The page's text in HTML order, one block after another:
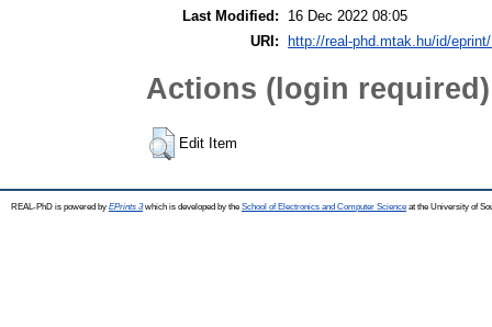
Last Modified:
16 Dec 2022 08:05
URI:
http://real-phd.mtak.hu/id/
Actions (login required)
Edit Item
REAL-PhD is powered by EPrints 3which is developed by the School of Electronics and Computer Science at the University of